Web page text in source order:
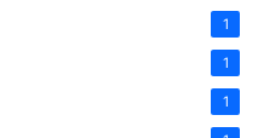
1
1
1